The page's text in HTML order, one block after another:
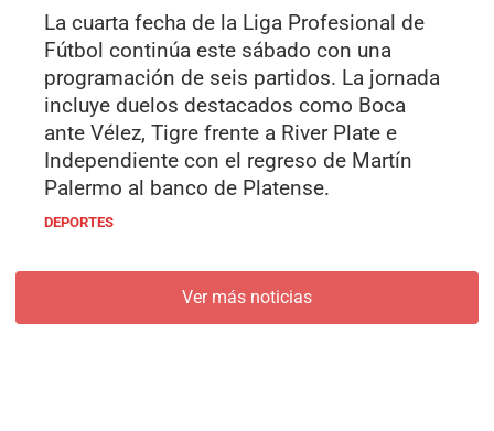
La cuarta fecha de la Liga Profesional de
Fútbol continúa este sábado con una
programación de seis partidos. La jornada
incluye duelos destacados como Boca
ante Vélez, Tigre frente a River Plate e
Independiente con el regreso de Martín
Palermo al banco de Platense.
DEPORTES
Ver más noticias